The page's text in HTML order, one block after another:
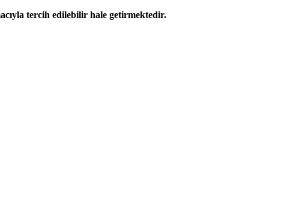
tercih edilebilir hale getirmektedir.